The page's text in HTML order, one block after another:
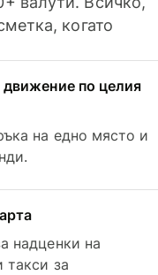
когато
движение по целия
на едно място и
надценки на
такси за